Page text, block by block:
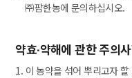
㈜팜한농에 문의하십시오.
약효∙약해에 관한 주의
1. 이 농약을 섞어 뿌리고자